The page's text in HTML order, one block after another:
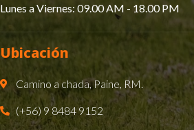
Lunes a Viernes: 09.00 AM - 18.00 PM​
Ubicación
Camino a chada, Paine, RM.
(+56) 9 8484 9152